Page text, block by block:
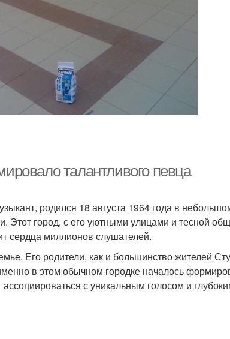
талантливого певца
родился 18 августа 1964 года в
Этот город, с его уютными улицами и тесной
сердца миллионов слушателей.
Его родители, как и большинство жителей
в этом обычном городке началось
с уникальным голосом и